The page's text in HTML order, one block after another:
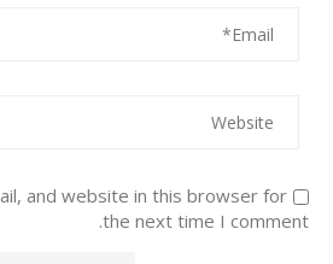
and website in this browser for
the next time I comment.